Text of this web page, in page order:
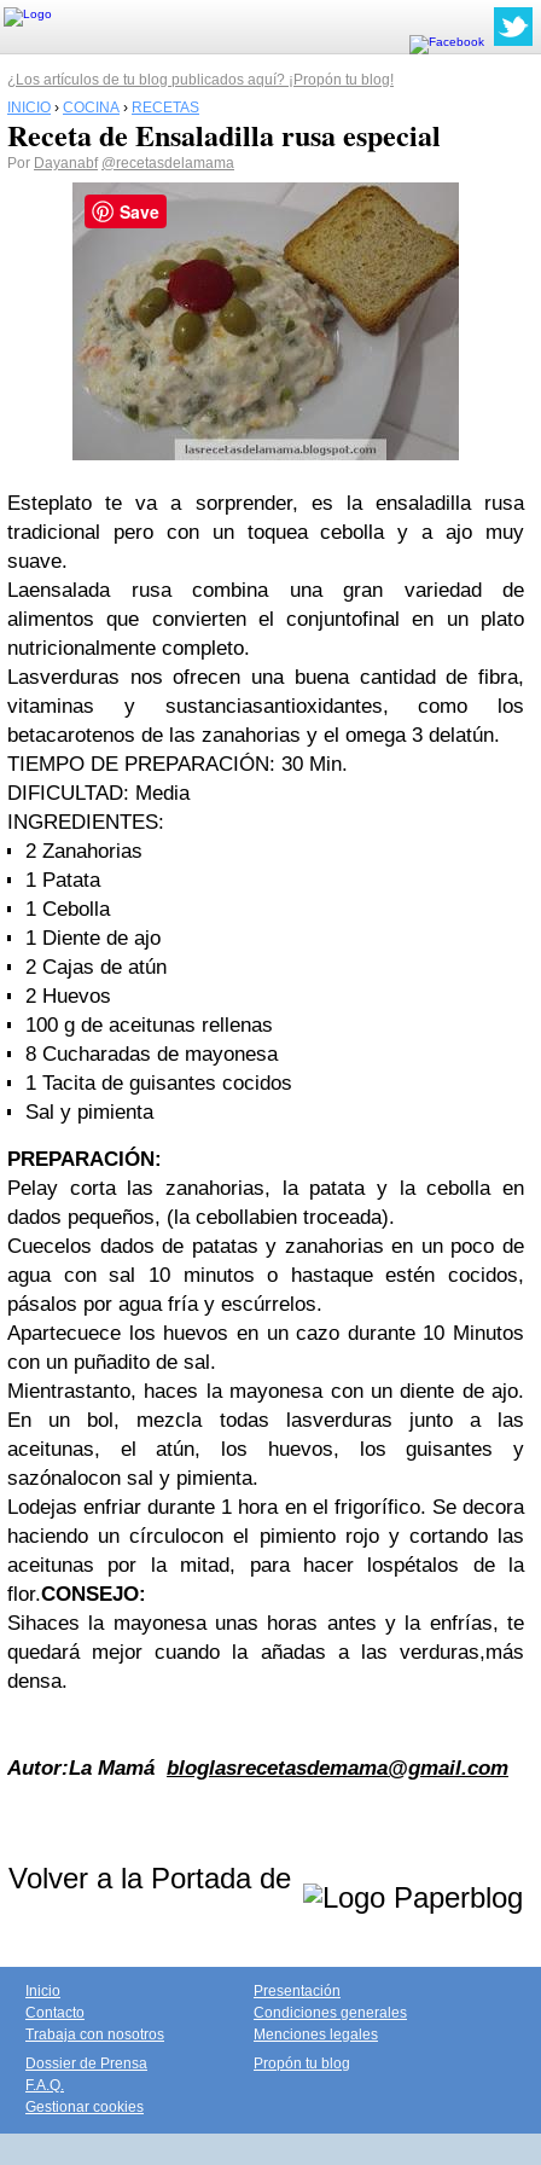
¿Los artículos de tu blog publicados aquí? ¡Propón tu blog!
INICIO › COCINA › RECETAS
Receta de Ensaladilla rusa especial
Por Dayanabf @recetasdelamama
Esteplato te va a sorprender, es la ensaladilla rusa
tradicional pero con un toquea cebolla y a ajo muy
suave.
Laensalada rusa combina una gran variedad de
alimentos que convierten el conjuntofinal en un plato
nutricionalmente completo.
Lasverduras nos ofrecen una buena cantidad de fibra,
vitaminas y sustanciasantioxidantes, como los
betacarotenos de las zanahorias y el omega 3 delatún.
TIEMPO DE PREPARACIÓN: 30 Min.
DIFICULTAD: Media
INGREDIENTES:
2 Zanahorias
1 Patata
1 Cebolla
1 Diente de ajo
2 Cajas de atún
2 Huevos
100 g de aceitunas rellenas
8 Cucharadas de mayonesa
1 Tacita de guisantes cocidos
Sal y pimienta
PREPARACIÓN:
Pelay corta las zanahorias, la patata y la cebolla en
dados pequeños, (la cebollabien troceada).
Cuecelos dados de patatas y zanahorias en un poco de
agua con sal 10 minutos o hastaque estén cocidos,
pásalos por agua fría y escúrrelos.
Apartecuece los huevos en un cazo durante 10 Minutos
con un puñadito de sal.
Mientrastanto, haces la mayonesa con un diente de ajo.
En un bol, mezcla todas lasverduras junto a las
aceitunas, el atún, los huevos, los guisantes y
sazónalocon sal y pimienta.
Lodejas enfriar durante 1 hora en el frigorífico. Se decora
haciendo un círculocon el pimiento rojo y cortando las
aceitunas por la mitad, para hacer lospétalos de la
flor.CONSEJO:
Sihaces la mayonesa unas horas antes y la enfrías, te
quedará mejor cuando la añadas a las verduras,más
densa.
Autor:La Mamá bloglasrecetasdemama@gmail.com
Volver a la Portada de
Inicio
Contacto
Trabaja con nosotros
Presentación
Condiciones generales
Menciones legales
Dossier de Prensa
F.A.Q.
Gestionar cookies
Propón tu blog
Save